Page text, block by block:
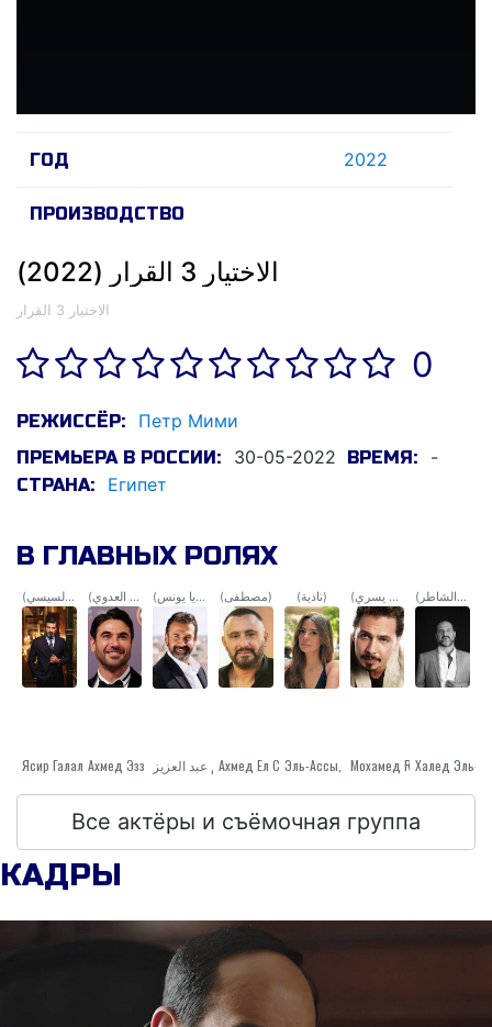
ГОД 2022
ПРОИЗВОДСТВО
الاختيار 3 القرار (2022)
الاختيار 3 القرار
0
РЕЖИССЁР: Петр Мими
ПРЕМЬЕРА В РОССИИ: 30-05-2022 ВРЕМЯ: -
СТРАНА: Египет
В ГЛАВНЫХ РОЛЯХ
(الفريق أول عبدالفتاح السيسي)
Ясир Галал
(مروان العدوي)
Ахмед Эзз
(زكريا يونس)
كريم عبد العزيز
(مصطفى)
Ахмед Ел Сакка
(نادية)
Эль-Ассы, Эман
(العميد يسري)
Мохамед Reyad
(خيرت الشاطر)
Все актёры и съёмочная группа
КАДРЫ